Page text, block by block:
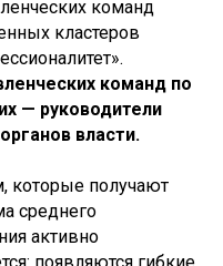
команд
кластеров
команд по
— руководители
власти.
которые получают
среднего
активно